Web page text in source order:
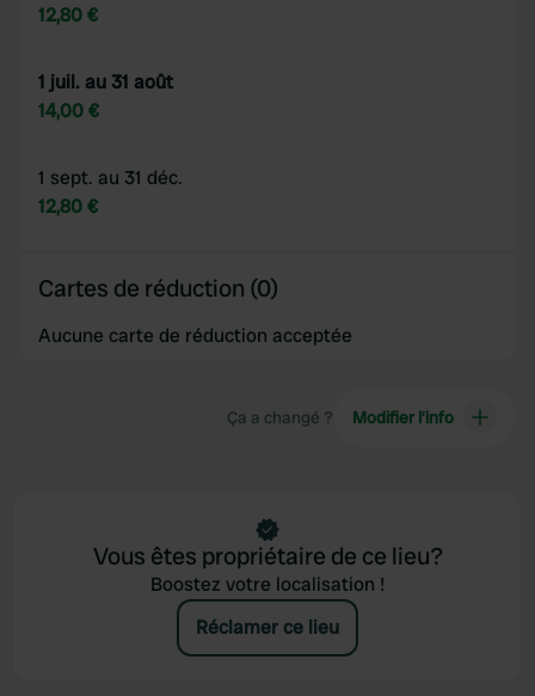
12,80 €
1 juil. au 31 août
14,00 €
1 sept. au 31 déc.
12,80 €
Cartes de réduction (0)
Aucune carte de réduction acceptée
Ça a changé ? Modifier l’info
Vous êtes propriétaire de ce lieu?
Boostez votre localisation !
Réclamer ce lieu